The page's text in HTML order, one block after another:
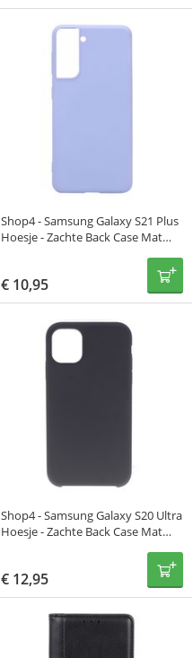
Shop4 - Samsung Galaxy S21 Plus
Hoesje - Zachte Back Case Mat
€ 10,95
Shop4 - Samsung Galaxy S20 Ultra
Hoesje - Zachte Back Case Mat
€ 12,95